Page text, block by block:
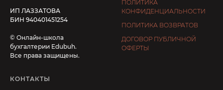
ИП ЛАЗЗАТОВА
БИН 940401451254
© Онлайн-школа
бухгалтерии Edubuh.
Все права защищены.
ПОЛИТИКА
КОНФИДЕНЦИАЛЬНОСТИ
ПОЛИТИКА ВОЗВРАТОВ
ДОГОВОР ПУБЛИЧНОЙ
ОФЕРТЫ
КОНТАКТЫ